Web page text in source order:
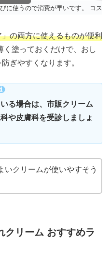
に使うので消費が早いです。 コス
の両方に使えるものが便利
塗っておくだけで、おし
ぎやすくなります。
る場合は、市販クリーム
や皮膚科を受診しましょ
いクリームが使いやすそう
クリーム おすすめラ